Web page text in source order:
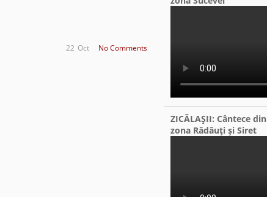
No Comments
Oct
22
ZICĂLAŞII: Cântece din
zona Rădăuţi şi Siret